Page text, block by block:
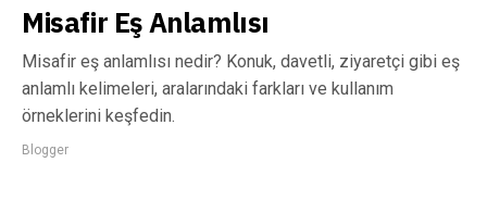
Misafir Eş Anlamlısı
Misafir eş anlamlısı nedir? Konuk, davetli, ziyaretçi gibi eş
anlamlı kelimeleri, aralarındaki farkları ve kullanım
örneklerini keşfedin.
Blogger